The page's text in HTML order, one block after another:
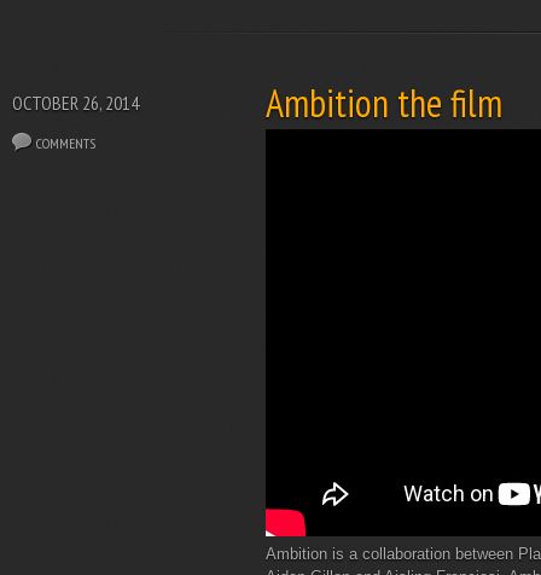
Ambition the film
OCTOBER 26, 2014
Ambition is a collaboration between
COMMENTS